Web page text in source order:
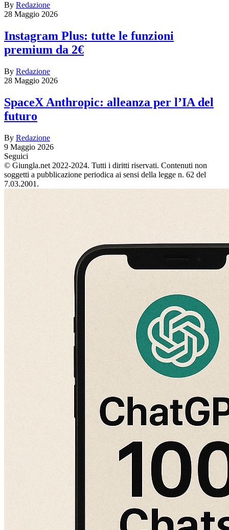
By Redazione
28 Maggio 2026
Instagram Plus: tutte le funzioni
premium da 2€
By Redazione
28 Maggio 2026
SpaceX Anthropic: alleanza per l’IA del
futuro
By Redazione
9 Maggio 2026
Seguici
© Giungla.net 2022-2024. Tutti i diritti riservati. Contenuti non
soggetti a pubblicazione periodica ai sensi della legge n. 62 del
7.03.2001.